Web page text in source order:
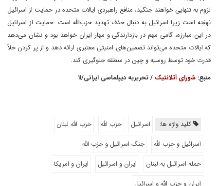
لزوم به تنهایی خواهند جنگید، منافع راهبردی ایالات متحده در حمایت از اسرائیل
نهفته است زیرا اسرائیل به دنبال حذف تهدید حزب‌الله است. حمایت از اسرائیل
در این مبارزه، گامی مهم در بازدارندگی و مهار ایران خواهد بود و نشان می‌دهد
که ایالات متحده می‌تواند تضمین‌های امنیتی معتبری ارائه دهد و از پر کردن خلأ
قدرت خود توسط روسیه و چین در منطقه جلوگیری کند.
منبع: شورای آتلانتیک / تحریریه دیپلماسی ایرانی/۱۱
کلید واژه ها: اسرائیل حزب الله
حزب الله لبنان
اسرائیل و حزب الله
جنگ اسرائیل و حزب الله
حمله اسرائیل به لبنان
ایران و اسرائیل
ایران و امریکا
ایران و حزب الله و اسرائیل